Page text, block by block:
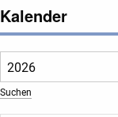
Kalender